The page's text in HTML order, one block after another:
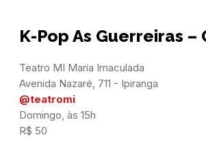
K-Pop As Guerreiras –
Teatro MI Maria Imaculada
@teatromi
Domingo, às 15h
R$ 50